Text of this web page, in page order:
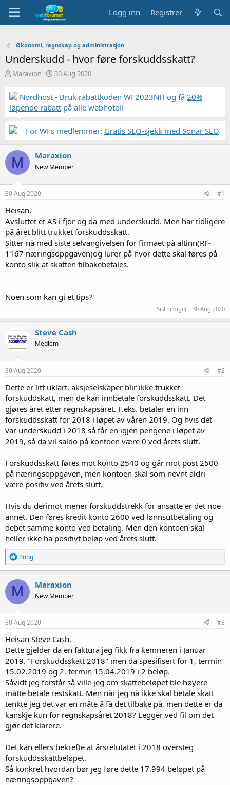
Logg inn Registrer
Økonomi, regnskap og administrasjon
Underskudd - hvor føre forskuddsskatt?
T
å
d
s
a
e
r
Maraxion
S
r
t
a
30 Aug 2020
Nordhost - Bruk rabattkoden WF2023NH og få 20%
løpende rabatt på alle webhotell
For WFs medlemmer: Gratis SEO-sjekk med Sonar SEO
M Maraxion
New Member
30 Aug 2020 #1
Heisan.
Avsluttet et AS i fjor og da med underskudd. Men har tidligere
på året blitt trukket forskuddsskatt.
Sitter nå med siste selvangivelsen for firmaet på altinn(RF-
1167 næringsoppgaven)og lurer på hvor dette skal føres på
konto slik at skatten tilbakebetales.
Noen som kan gi et tips?
Sist redigert: 30 Aug 2020
Steve Cash
Medlem
30 Aug 2020 #2
Dette er litt uklart, aksjeselskaper blir ikke trukket
forskuddskatt, men de kan innbetale forskuddsskatt. Det
gjøres året etter regnskapsåret. F.eks. betaler en inn
forskuddsskatt for 2018 i løpet av våren 2019. Og hvis det
var underskudd i 2018 så får en igjen pengene i løpet av
2019, så da vil saldo på kontoen være 0 ved årets slutt.
Forskuddsskatt føres mot konto 2540 og går mot post 2500
på næringsoppgaven, men kontoen skal som nevnt aldri
være positiv ved årets slutt.
Hvis du derimot mener forskuddstrekk for ansatte er det noe
annet. Den føres kredit konto 2600 ved lønnsutbetaling og
debet samme konto ved betaling. Men den kontoen skal
heller ikke ha positivt beløp ved årets slutt.
R
e
a
k
s
j
o
n
e
:
Pong
M Maraxion
New Member
30 Aug 2020 #3
Heisan Steve Cash.
Dette gjelder da en faktura jeg fikk fra kemneren i Januar
2019. "Forskuddsskatt 2018" men da spesifisert for 1, termin
15.02.2019 og 2. termin 15.04.2019 i 2 beløp.
Såvidt jeg forstår så ville jeg om skattebeløpet ble høyere
måtte betale restskatt. Men når jeg nå ikke skal betale skatt
tenkte jeg det var en måte å få det tilbake på, men dette er da
kanskje kun for regnskapsåret 2018? Legger ved fil om det
gjør det klarere.
Det kan ellers bekrefte at årsrelutatet i 2018 oversteg
forskuddsskattbeløpet.
Så konkret hvordan bør jeg føre dette 17.994 beløpet på
næringsoppgaven?